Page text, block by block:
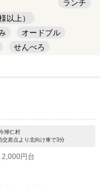
ランチ
以上）
オードブル
せんべろ
帰仁村
交差点より北向け車で3分
2,000円台